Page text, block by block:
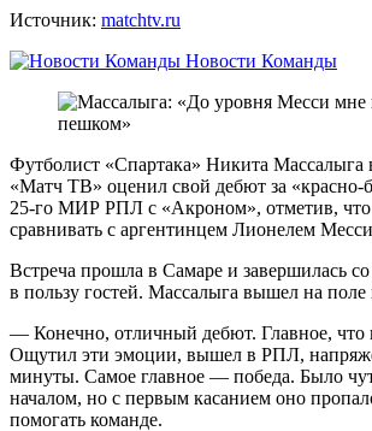
Источник: matchtv.ru
Новости Команды
Футболист «Спартака» Никита Массалыга
«Матч ТВ» оценил свой дебют за
25‑го МИР РПЛ с «Акроном», отметив, что
сравнивать с аргентинцем Лионелем
Встреча прошла в Самаре и завершилась
в пользу гостей. Массалыга вышел на поле
— Конечно, отличный дебют. Главное, что
Ощутил эти эмоции, вышел в РПЛ,
минуты. Самое главное — победа. Было
началом, но с первым касанием оно
помогать команде.